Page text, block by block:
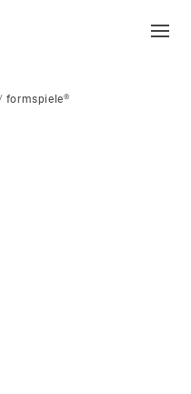
formspiele®